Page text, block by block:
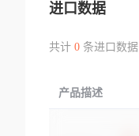
进口数据
共计 0条进口数据
产品描述